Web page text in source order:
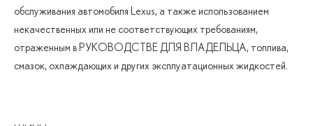
обслуживания автомобиля Lexus, а также использованием
некачественных или не соответствующих требованиям,
отраженным в РУКОВОДСТВЕ ДЛЯ ВЛАДЕЛЬЦА, топлива,
смазок, охлаждающих и других эксплуатационных жидкостей.